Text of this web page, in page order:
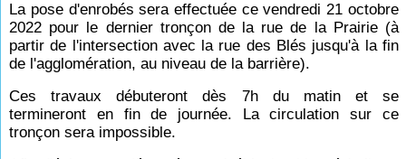
La pose d'enrobés sera effectuée ce vendredi 21 octobre
2022 pour le dernier tronçon de la rue de la Prairie (à
partir de l'intersection avec la rue des Blés jusqu'à la fin
de l'agglomération, au niveau de la barrière).
Ces travaux débuteront dès 7h du matin et se
termineront en fin de journée. La circulation sur ce
tronçon sera impossible.